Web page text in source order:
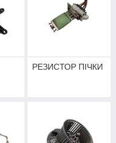
РЕЗИСТОР ПІЧКИ